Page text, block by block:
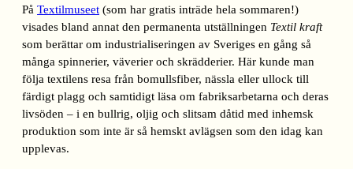
På Textilmuseet (som har gratis inträde hela sommaren!)
visades bland annat den permanenta utställningen Textil kraft
som berättar om industrialiseringen av Sveriges en gång så
många spinnerier, väverier och skrädderier. Här kunde man
följa textilens resa från bomullsfiber, nässla eller ullock till
färdigt plagg och samtidigt läsa om fabriksarbetarna och deras
livsöden – i en bullrig, oljig och slitsam dåtid med inhemsk
produktion som inte är så hemskt avlägsen som den idag kan
upplevas.